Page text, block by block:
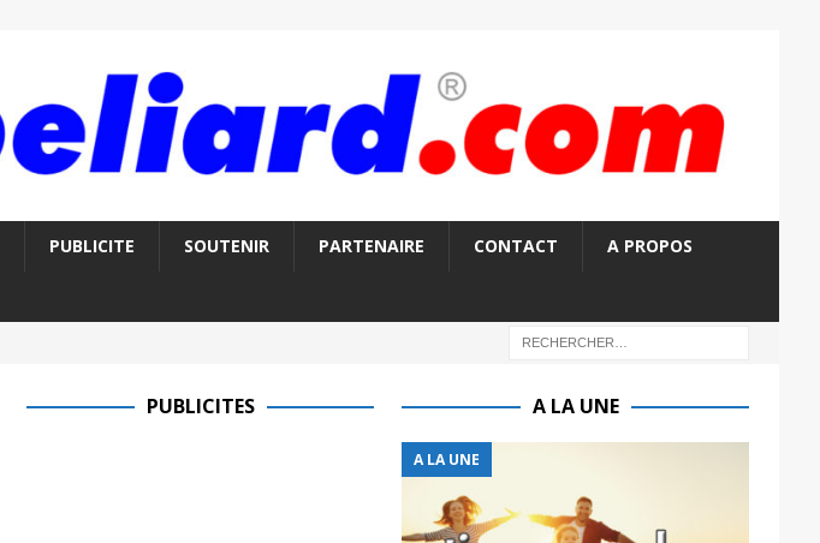
PUBLICITE SOUTENIR PARTENAIRE CONTACT A PROPOS
PUBLICITES A LA UNE
A LA UNE